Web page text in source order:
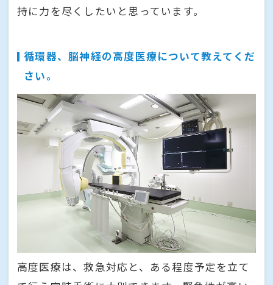
持に力を尽くしたいと思っています。
循環器、脳神経の高度医療について教えてくだ
さい。
高度医療は、救急対応と、ある程度予定を立て